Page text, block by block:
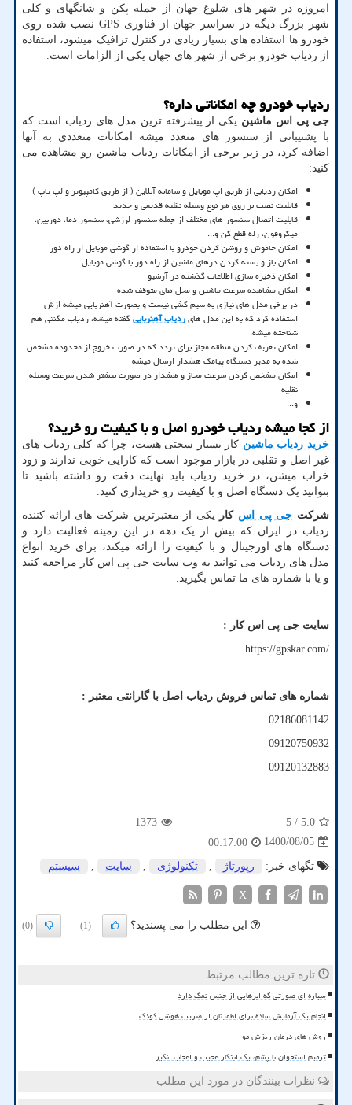
امروزه در شهر های شلوغ جهان از جمله پکن و شانگهای و کلی
شهر بزرگ دیگه در سراسر جهان از فناوری GPSنصب شده روی
خودرو ها استفاده های بسیار زیادی در کنترل ترافیک میشود، استفاده
از ردیاب خودرو برخی از شهر های جهان یکی از الزامات است.
ردیاب خودرو چه امکاناتی داره؟
جی پی اس ماشین یکی از پیشرفته ترین مدل های ردیاب است که
با پشتیبانی از سنسور های متعدد میشه امکانات متعددی به آنها
اضافه کرد، در زیر برخی از امکانات ردیاب ماشین رو مشاهده می
کنید:
امکان ردیابی از طریق اپ موبایل و سامانه آنلاین ( از طریق کامپیوتر و لپ تاپ )
قابلیت نصب بر روی هر نوع وسیله نقلیه قدیمی و جدید
قابلیت اتصال سنسور های مختلف از جمله سنسور لرزشی، سنسور دما، دوربین،
میکروفون، رله قطع کن و...
امکان خاموش و روشن کردن خودرو با استفاده از گوشی موبایل از راه دور
امکان باز و بسته کردن درهای ماشین از راه دور با گوشی موبایل
امکان ذخیره سازی اطلاعات گذشته در آرشیو
امکان مشاهده سرعت ماشین و محل های متوقف شده
در برخی مدل های نیازی به سیم کشی نیست و بصورت آهنربایی میشه ازش
استفاده کرد که به این مدل هایردیاب آهنرباییگفته میشه، ردیاب مگنتی هم
شناخته میشه.
امکان تعریف کردن منطقه مجاز برای تردد که در صورت خروج از محدوده مشخص
شده به مدیر دستگاه پیامک هشدار ارسال میشه
امکان مشخص کردن سرعت مجاز و هشدار در صورت بیشتر شدن سرعت وسیله
نقلیه
و...
از کجا میشه ردیاب خودرو اصل و با کیفیت رو خرید؟
خرید ردیاب ماشین کار بسیار سختی هست، چرا که کلی ردیاب های
غیر اصل و تقلبی در بازار موجود است که کارایی خوبی ندارند و زود
خراب میشن، در خرید ردیاب باید نهایت دقت رو داشته باشید تا
بتوانید یک دستگاه اصل و با کیفیت رو خریداری کنید.
شرکت جی پی اس کار
یکی از معتبرترین شرکت های ارائه کننده
ردیاب در ایران که بیش از یک دهه در این زمینه فعالیت دارد و
دستگاه های اورجینال و با کیفیت را ارائه میکند، برای خرید انواع
مدل های ردیاب می توانید به وب سایت جی پی اس کار مراجعه کنید
و یا با شماره های ما تماس بگیرید.
سایت جی پی اس کار :
https://gpskar.com/
شماره های تماس فروش ردیاب اصل با گارانتی معتبر :
02186081142
09120750932
09120132883
5.0
/ 5
1373
1400/08/05
00:17:00
تگهای خبر:
رپورتاژ , تكنولوژی , سایت , سیستم
X
این مطلب را می پسندید؟ (1)
(0)
تازه ترین مطالب مرتبط
سیاره ای صورتی که ابرهایی از جنس نمک دارد
انجام یک آزمایش ساده برای اطمینان از ضریب هوشی کودک
روش های درمان ریزش مو
ترمیم استخوان با پشم، یک ابتکار عجیب و اعجاب انگیز
نظرات بینندگان در مورد این مطلب